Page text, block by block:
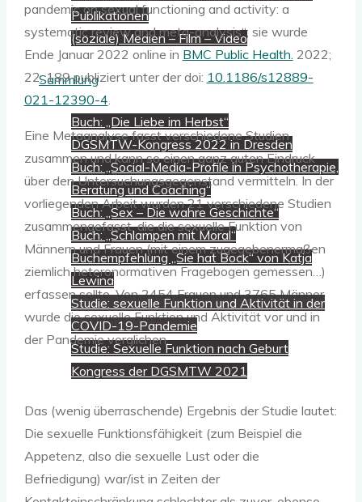
Publikationen
(soziale) Medien – Film – Video
Sammlung
Buch: „Die Liebe im Herbst“
DGSMTW-Kongress 2022 in Dresden
Buch: „Social-Media-Profile in Psychotherapie,
Beratung und Coaching“
Buch: „Sex – Die wahre Geschichte“
Buch: „Schlampen mit Moral“
Buchempfehlung „Sie hat Bock“ von Katja
Lewina
Studie: sexuelle Funktion und Aktivität in der
COVID-19-Pandemie
Studie: Sexuelle Funktion nach Geburt
Kongress der DGSMTW 2021
pandemic on sexual functioning and activity: a
systematic review and meta-analysis“; sie wurde
Ende Januar 2022 online in BMC Public Health. 2022;
22: 189 publiziert unter der doi: 10.1186/s12889-
021-12390-4
Eine Metaanalyse fasst verschiedene Studien
zusammen und kann so einen ganz guten Eindruck
über den Untersuchungsgegenstand vermitteln. In der
vorliegenden Arbeit wurden 21 verschiedene Studien
zusammengefasst, die die sexuelle Funktion von
Männern und Frauen (mit einem zugegebenermaßen
ziemlich heteronormativen Fragebogen gemessen…)
erfassen sollte. Von 2454 Frauen und 3765 Männer
wurde die sexuelle Funktion und Aktivität vor und in
der Pandemie verglichen.
Das (wenig überraschende) Ergebnis der Studie lautet:
Die sexuelle Funktionsfähigkeit (zum Beispiel die
Appetenz, also die sexuelle Lust oder die
Befriedigung) war/ist in Zeiten der